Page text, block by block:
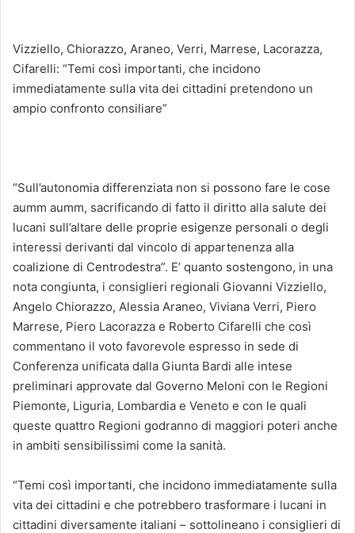
Vizziello, Chiorazzo, Araneo, Verri, Marrese, Lacorazza,
Cifarelli: “Temi così importanti, che incidono
immediatamente sulla vita dei cittadini pretendono un
ampio confronto consiliare”
“Sull’autonomia differenziata non si possono fare le cose
aumm aumm, sacrificando di fatto il diritto alla salute dei
lucani sull’altare delle proprie esigenze personali o degli
interessi derivanti dal vincolo di appartenenza alla
coalizione di Centrodestra”. E’ quanto sostengono, in una
nota congiunta, i consiglieri regionali Giovanni Vizziello,
Angelo Chiorazzo, Alessia Araneo, Viviana Verri, Piero
Marrese, Piero Lacorazza e Roberto Cifarelli che così
commentano il voto favorevole espresso in sede di
Conferenza unificata dalla Giunta Bardi alle intese
preliminari approvate dal Governo Meloni con le Regioni
Piemonte, Liguria, Lombardia e Veneto e con le quali
queste quattro Regioni godranno di maggiori poteri anche
in ambiti sensibilissimi come la sanità.
“Temi così importanti, che incidono immediatamente sulla
vita dei cittadini e che potrebbero trasformare i lucani in
cittadini diversamente italiani – sottolineano i consiglieri di